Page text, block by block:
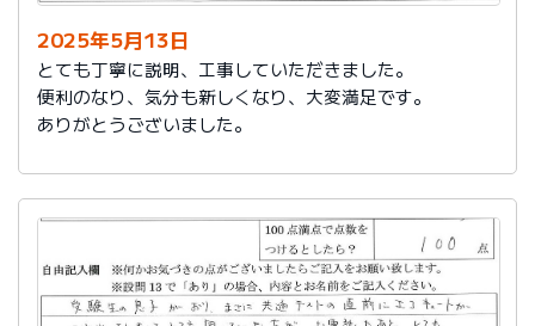
2025年5月13日
とても丁寧に説明、工事していただきました。
便利のなり、気分も新しくなり、大変満足です。
ありがとうございました。